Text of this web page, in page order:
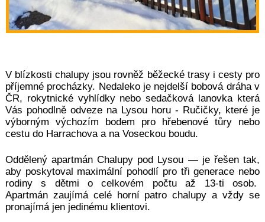
V blízkosti chalupy jsou rovněž běžecké trasy i cesty pro
příjemné procházky. Nedaleko je nejdelší bobová dráha v
ČR, rokytnické vyhlídky nebo sedačková lanovka která
Vás pohodlně odveze na Lysou horu - Ručičky, které je
výborným výchozím bodem pro hřebenové tůry nebo
cestu do Harrachova a na Voseckou boudu.
Oddělený apartmán Chalupy pod Lysou — je řešen tak,
aby poskytoval maximální pohodlí pro tři generace nebo
rodiny s dětmi o celkovém počtu až 13-ti osob.
Apartmán zaujímá celé horní patro chalupy a vždy se
pronajímá jen jedinému klientovi.